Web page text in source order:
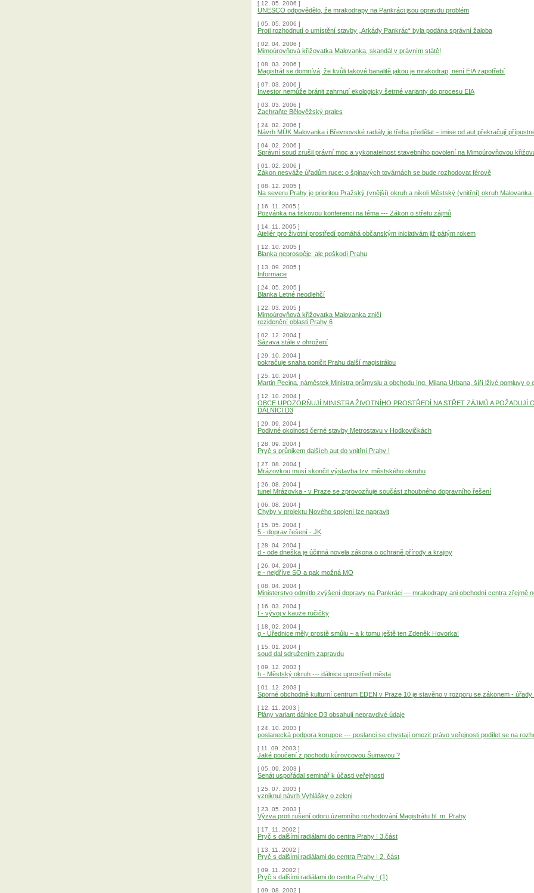
[ 12. 05. 2006 ]
UNESCO odpovědělo, že mrakodrapy na Pankráci jsou opravdu problém
[ 05. 05. 2006 ]
Proti rozhodnutí o umístění stavby „Arkády Pankrác“ byla podána správní žaloba
[ 02. 04. 2006 ]
Mimoúrovňová křižovatka Malovanka, skandál v právním státě!
[ 08. 03. 2006 ]
Magistrát se domnívá, že kvůli takové banalitě jakou je mrakodrap, není EIA zapotřebí
[ 07. 03. 2006 ]
Investor nemůže bránit zahrnutí ekologicky šetrné varianty do procesu EIA
[ 03. 03. 2006 ]
Zachraňte Bělověžský prales
[ 24. 02. 2006 ]
Návrh MÚK Malovanka i Břevnovské radiály je třeba předělat – imise od aut překračují
[ 04. 02. 2006 ]
Správní soud zrušil právní moc a vykonatelnost stavebního povolení na Mimoúrovňovou
[ 01. 02. 2006 ]
Zákon nesváže úřadům ruce: o špinavých továrnách se bude rozhodovat férově
[ 08. 12. 2005 ]
Na severu Prahy je prioritou Pražský (vnější) okruh a nikoli Městský (vnitřní) okruh Malovanka
[ 16. 11. 2005 ]
Pozvánka na tiskovou konferenci na téma --- Zákon o střetu zájmů
[ 14. 11. 2005 ]
Ateliér pro životní prostředí pomáhá občanským iniciativám již pátým rokem
[ 12. 10. 2005 ]
Blanka neprospěje, ale poškodí Prahu
[ 13. 09. 2005 ]
Informace
[ 24. 05. 2005 ]
Blanka Letné neodlehčí
[ 22. 03. 2005 ]
Mimoúrovňová křižovatka Malovanka zničí
rezidenční oblasti Prahy 6
[ 02. 12. 2004 ]
Sázava stále v ohrožení
[ 29. 10. 2004 ]
pokračuje snaha poničit Prahu další magistrálou
[ 25. 10. 2004 ]
Martin Pecina, náměstek Ministra průmyslu a obchodu Ing. Milana Urbana, šíří lživé pomluvy
[ 12. 10. 2004 ]
OBCE UPOZORŇUJÍ MINISTRA ŽIVOTNÍHO PROSTŘEDÍ NA STŘET ZÁJMŮ A POŽADUJÍ
DÁLNICI D3
[ 29. 09. 2004 ]
Podivné okolnosti černé stavby Metrostavu v Hodkovičkách
[ 28. 09. 2004 ]
Pryč s průnikem dalších aut do vnitřní Prahy !
[ 27. 08. 2004 ]
Mrázovkou musí skončit výstavba tzv. městského okruhu
[ 26. 08. 2004 ]
tunel Mrázovka - v Praze se zprovozňuje součást zhoubného dopravního řešení
[ 06. 08. 2004 ]
Chyby v projektu Nového spojení lze napravit
[ 15. 05. 2004 ]
5 - doprav řešení - JK
[ 28. 04. 2004 ]
d - ode dneška je účinná novela zákona o ochraně přírody a krajiny
[ 26. 04. 2004 ]
e - nejdříve SO a pak možná MO
[ 08. 04. 2004 ]
Ministerstvo odmítlo zvýšení dopravy na Pankráci — mrakodrapy ani obchodní centra zřejmě
[ 16. 03. 2004 ]
f - vývoj v kauze ručičky
[ 18. 02. 2004 ]
g - Úřednice měly prostě smůlu – a k tomu ještě ten Zdeněk Hovorka!
[ 15. 01. 2004 ]
soud dal sdružením zapravdu
[ 09. 12. 2003 ]
h - Městský okruh --- dálnice uprostřed města
[ 01. 12. 2003 ]
Sporné obchodně kulturní centrum EDEN v Praze 10 je stavěno v rozporu se zákonem -
[ 12. 11. 2003 ]
Plány variant dálnice D3 obsahují nepravdivé údaje
[ 24. 10. 2003 ]
poslanecká podpora korupce --- poslanci se chystají omezit právo veřejnosti podílet se na
[ 11. 09. 2003 ]
Jaké poučení z pochodu kůrovcovou Šumavou ?
[ 05. 09. 2003 ]
Senát uspořádal seminář k účasti veřejnosti
[ 25. 07. 2003 ]
vzniknul návrh Vyhlášky o zeleni
[ 23. 05. 2003 ]
Výzva proti rušení odoru územního rozhodování Magistrátu hl. m. Prahy
[ 17. 11. 2002 ]
Pryč s dalšími radiálami do centra Prahy ! 3.část
[ 13. 11. 2002 ]
Pryč s dalšími radiálami do centra Prahy ! 2. část
[ 09. 11. 2002 ]
Pryč s dalšími radiálami do centra Prahy ! (1)
[ 09. 08. 2002 ]